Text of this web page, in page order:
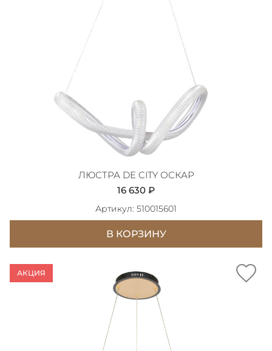
ЛЮСТРА DE CITY ОСКАР
16 630 ₽
Артикул: 510015601
В КОРЗИНУ
АКЦИЯ